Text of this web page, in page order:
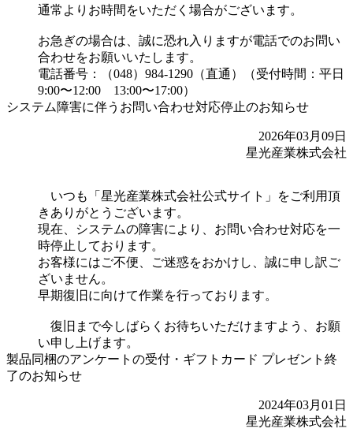
通常よりお時間をいただく場合がございます。
お急ぎの場合は、誠に恐れ入りますが電話でのお問い
合わせをお願いいたします。
電話番号：（048）984-1290（直通）（受付時間：平日
9:00〜12:00 13:00〜17:00）
システム障害に伴うお問い合わせ対応停止のお知らせ
2026年03月09日
星光産業株式会社
いつも「星光産業株式会社公式サイト」をご利用頂
きありがとうございます。
現在、システムの障害により、お問い合わせ対応を一
時停止しております。
お客様にはご不便、ご迷惑をおかけし、誠に申し訳ご
ざいません。
早期復旧に向けて作業を行っております。
復旧まで今しばらくお待ちいただけますよう、お願
い申し上げます。
製品同梱のアンケートの受付・ギフトカード プレゼント終
了のお知らせ
2024年03月01日
星光産業株式会社